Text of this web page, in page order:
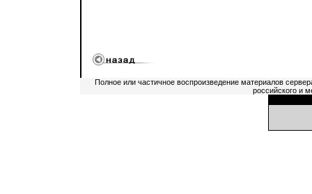
Полное или частичное воспроизведение материалов
российского и